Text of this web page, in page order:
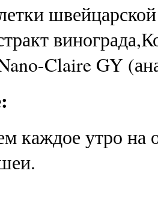
Claire GY
каждое утро